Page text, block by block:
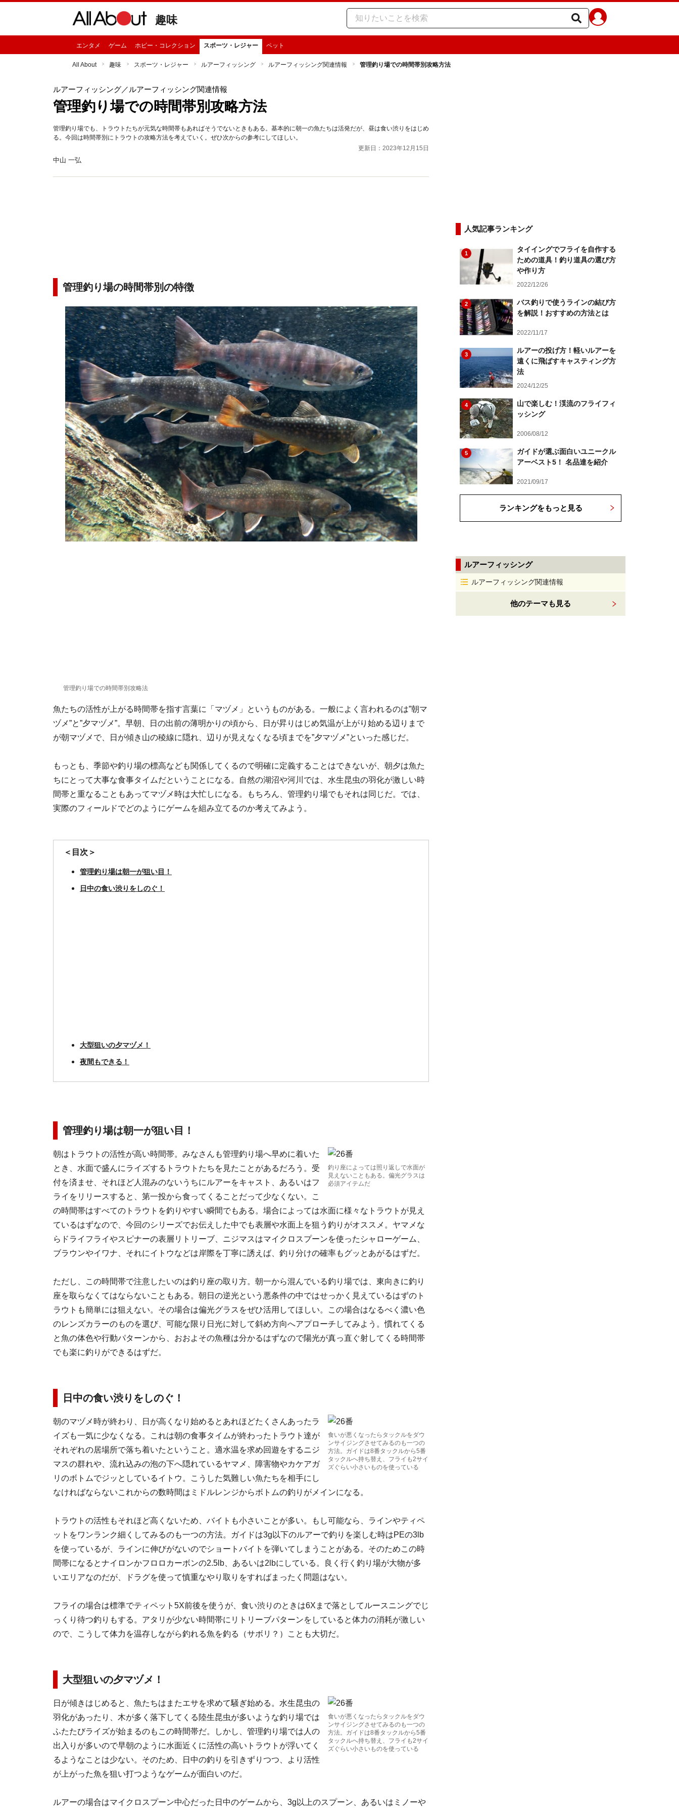
趣味
エンタメ ゲーム ホビー・コレクション スポーツ・レジャー ペット
All About 趣味 スポーツ・レジャー ルアーフィッシング ルアーフィッシング関連情報 管理釣り場での時間帯別攻略方法
ルアーフィッシング／ルアーフィッシング関連情報
管理釣り場での時間帯別攻略方法
管理釣り場でも、トラウトたちが元気な時間帯もあればそうでないときもある。基本的に朝一の魚たちは活発だが、昼は食い渋りをはじめ
る。今回は時間帯別にトラウトの攻略方法を考えていく。ぜひ次からの参考にしてほしい。
更新日：2023年12月15日
中山 一弘
管理釣り場の時間帯別の特徴
管理釣り場での時間帯別攻略法
魚たちの活性が上がる時間帯を指す言葉に「マヅメ」というものがある。一般によく言われるのは”朝マ
ヅメ”と”夕マヅメ”。早朝、日の出前の薄明かりの頃から、日が昇りはじめ気温が上がり始める辺りまで
が朝マヅメで、日が傾き山の稜線に隠れ、辺りが見えなくなる頃までを”夕マヅメ”といった感じだ。
もっとも、季節や釣り場の標高なども関係してくるので明確に定義することはできないが、朝夕は魚た
ちにとって大事な食事タイムだということになる。自然の湖沼や河川では、水生昆虫の羽化が激しい時
間帯と重なることもあってマヅメ時は大忙しになる。もちろん、管理釣り場でもそれは同じだ。では、
実際のフィールドでどのようにゲームを組み立てるのか考えてみよう。
＜目次＞
管理釣り場は朝一が狙い目！
日中の食い渋りをしのぐ！
大型狙いの夕マヅメ！
夜間もできる！
管理釣り場は朝一が狙い目！
釣り座によっては照り返しで水面が
見えないこともある。偏光グラスは
必須アイテムだ
朝はトラウトの活性が高い時間帯。みなさんも管理釣り場へ早めに着いた
とき、水面で盛んにライズするトラウトたちを見たことがあるだろう。受
付を済ませ、それほど人混みのないうちにルアーをキャスト、あるいはフ
ライをリリースすると、第一投から食ってくることだって少なくない。こ
の時間帯はすべてのトラウトを釣りやすい瞬間でもある。場合によっては水面に様々なトラウトが見え
ているはずなので、今回のシリーズでお伝えした中でも表層や水面上を狙う釣りがオススメ。ヤマメな
らドライフライやスピナーの表層リトリーブ、ニジマスはマイクロスプーンを使ったシャローゲーム、
ブラウンやイワナ、それにイトウなどは岸際を丁寧に誘えば、釣り分けの確率もグッとあがるはずだ。
ただし、この時間帯で注意したいのは釣り座の取り方。朝一から混んでいる釣り場では、東向きに釣り
座を取らなくてはならないこともある。朝日の逆光という悪条件の中ではせっかく見えているはずのト
ラウトも簡単には狙えない。その場合は偏光グラスをぜひ活用してほしい。この場合はなるべく濃い色
のレンズカラーのものを選び、可能な限り日光に対して斜め方向へアプローチしてみよう。慣れてくる
と魚の体色や行動パターンから、おおよその魚種は分かるはずなので陽光が真っ直ぐ射してくる時間帯
でも楽に釣りができるはずだ。
日中の食い渋りをしのぐ！
食いが悪くなったらタックルをダウ
ンサイジングさせてみるのも一つの
方法。ガイドは8番タックルから5番
タックルへ持ち替え、フライも2サイ
ズぐらい小さいものを使っている
朝のマヅメ時が終わり、日が高くなり始めるとあれほどたくさんあったラ
イズも一気に少なくなる。これは朝の食事タイムが終わったトラウト達が
それぞれの居場所で落ち着いたということ。適水温を求め回遊をするニジ
マスの群れや、流れ込みの泡の下へ隠れているヤマメ、障害物やカケアガ
リのボトムでジッとしているイトウ。こうした気難しい魚たちを相手にし
なければならないこれからの数時間はミドルレンジからボトムの釣りがメインになる。
トラウトの活性もそれほど高くないため、バイトも小さいことが多い。もし可能なら、ラインやティペ
ットをワンランク細くしてみるのも一つの方法。ガイドは3g以下のルアーで釣りを楽しむ時はPEの3lb
を使っているが、ラインに伸びがないのでショートバイトを弾いてしまうことがある。そのためこの時
間帯になるとナイロンかフロロカーボンの2.5lb、あるいは2lbにしている。良く行く釣り場が大物が多
いエリアなのだが、ドラグを使って慎重なやり取りをすればまったく問題はない。
フライの場合は標準でティペット5X前後を使うが、食い渋りのときは6Xまで落としてルースニングでじ
っくり待つ釣りもする。アタリが少ない時間帯にリトリーブパターンをしていると体力の消耗が激しい
ので、こうして体力を温存しながら釣れる魚を釣る（サボリ？）ことも大切だ。
大型狙いの夕マヅメ！
食いが悪くなったらタックルをダウ
ンサイジングさせてみるのも一つの
方法。ガイドは8番タックルから5番
タックルへ持ち替え、フライも2サイ
ズぐらい小さいものを使っている
日が傾きはじめると、魚たちはまたエサを求めて騒ぎ始める。水生昆虫の
羽化があったり、木が多く落下してくる陸生昆虫が多いような釣り場では
ふたたびライズが始まるのもこの時間帯だ。しかし、管理釣り場では人の
出入りが多いので早朝のように水面近くに活性の高いトラウトが浮いてく
るようなことは少ない。そのため、日中の釣りを引きずりつつ、より活性
が上がった魚を狙い打つようなゲームが面白いのだ。
ルアーの場合はマイクロスプーン中心だった日中のゲームから、3g以上のスプーン、あるいはミノーや
人気記事ランキング
1
タイイングでフライを自作する
ための道具！釣り道具の選び方
や作り方
2022/12/26
2
バス釣りで使うラインの結び方
を解説！おすすめの方法とは
2022/11/17
3
ルアーの投げ方！軽いルアーを
遠くに飛ばすキャスティング方
法
2024/12/25
4
山で楽しむ！渓流のフライフィ
ッシング
2006/08/12
5
ガイドが選ぶ面白いユニークル
アーベスト5！ 名品達を紹介
2021/09/17
ランキングをもっと見る
ルアーフィッシング
ルアーフィッシング関連情報
他のテーマも見る